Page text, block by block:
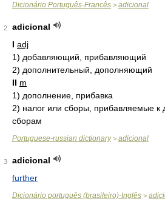
Dicionário Português-Francês > adicional
2
adicional
I adj
1) добавляющий, прибавляющий
2) дополнительный, дополняющий
II m
1) дополнение, прибавка
2) налог или сборы, прибавляемые к
сборам
Portuguese-russian dictionary> adicional
3
adicional
further
Dicionário português (brasileiro)-Inglês >